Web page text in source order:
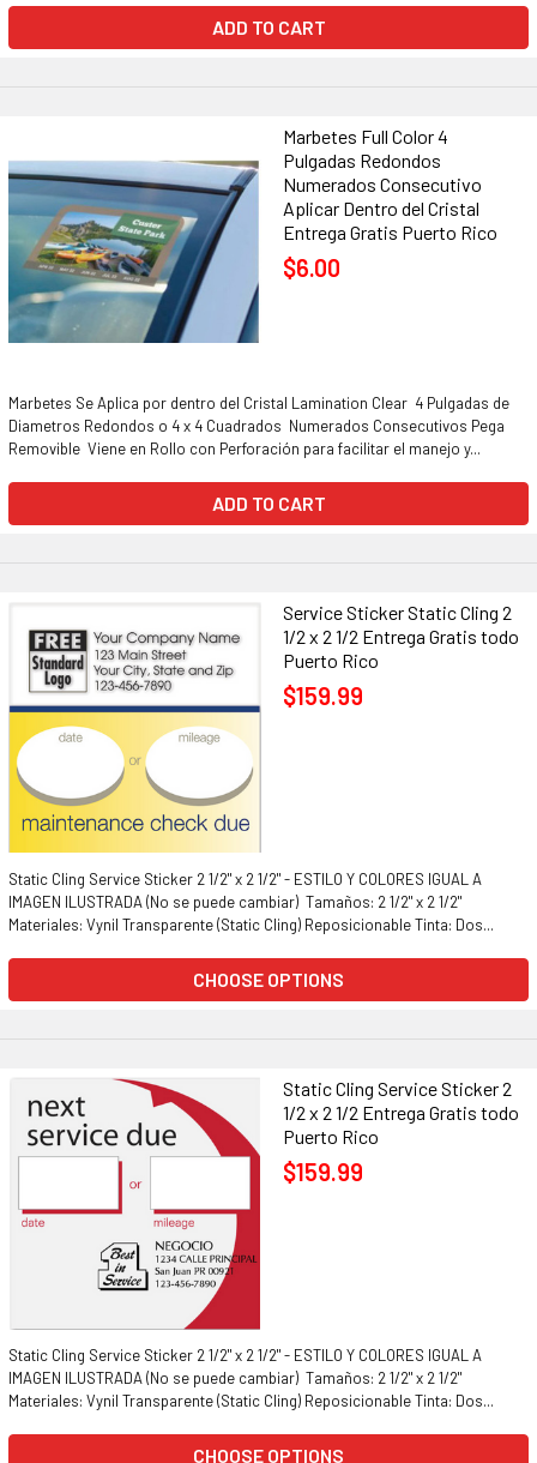
ADD TO CART
Marbetes Full Color 4
Pulgadas Redondos
Numerados Consecutivo
Aplicar Dentro del Cristal
Entrega Gratis Puerto Rico
$6.00
Marbetes Se Aplica por dentro del Cristal Lamination Clear 4 Pulgadas de
Diametros Redondos o 4 x 4 Cuadrados Numerados Consecutivos Pega
Removible Viene en Rollo con Perforación para facilitar el manejo y...
ADD TO CART
Service Sticker Static Cling 2
1/2 x 2 1/2 Entrega Gratis todo
Puerto Rico
$159.99
Static Cling Service Sticker 2 1/2" x 2 1/2" - ESTILO Y COLORES IGUAL A
IMAGEN ILUSTRADA (No se puede cambiar) Tamaños: 2 1/2" x 2 1/2"
Materiales: Vynil Transparente (Static Cling) Reposicionable Tinta: Dos...
CHOOSE OPTIONS
Static Cling Service Sticker 2
1/2 x 2 1/2 Entrega Gratis todo
Puerto Rico
$159.99
Static Cling Service Sticker 2 1/2" x 2 1/2" - ESTILO Y COLORES IGUAL A
IMAGEN ILUSTRADA (No se puede cambiar) Tamaños: 2 1/2" x 2 1/2"
Materiales: Vynil Transparente (Static Cling) Reposicionable Tinta: Dos...
CHOOSE OPTIONS